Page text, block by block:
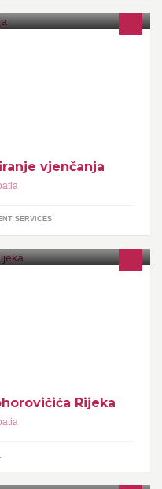
vjenčanja
SERVICES
Rijeka